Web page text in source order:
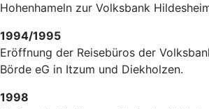
Hohenhameln zur Volksbank
1994/1995
Eröffnung der Reisebüros der
Börde eG in Itzum und Diekholzen.
1998